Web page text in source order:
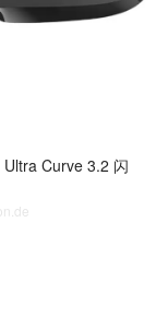
Ultra Curve 3.2 闪